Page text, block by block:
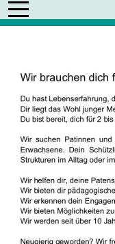
Mobile Menu Toggle